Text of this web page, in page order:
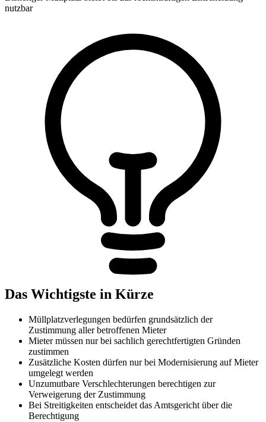
nutzbar
Das Wichtigste in Kürze
Müllplatzverlegungen bedürfen grundsätzlich der
Zustimmung aller betroffenen Mieter
Mieter müssen nur bei sachlich gerechtfertigten Gründen
zustimmen
Zusätzliche Kosten dürfen nur bei Modernisierung auf Mieter
umgelegt werden
Unzumutbare Verschlechterungen berechtigen zur
Verweigerung der Zustimmung
Bei Streitigkeiten entscheidet das Amtsgericht über die
Berechtigung